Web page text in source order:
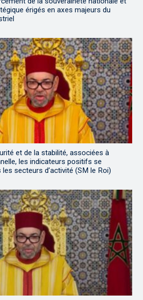
érigés en axes majeurs du
et de la stabilité, associées à
les indicateurs positifs se
secteurs d’activité (SM le Roi)